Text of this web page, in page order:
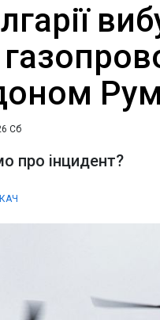
Сб
про інцидент?